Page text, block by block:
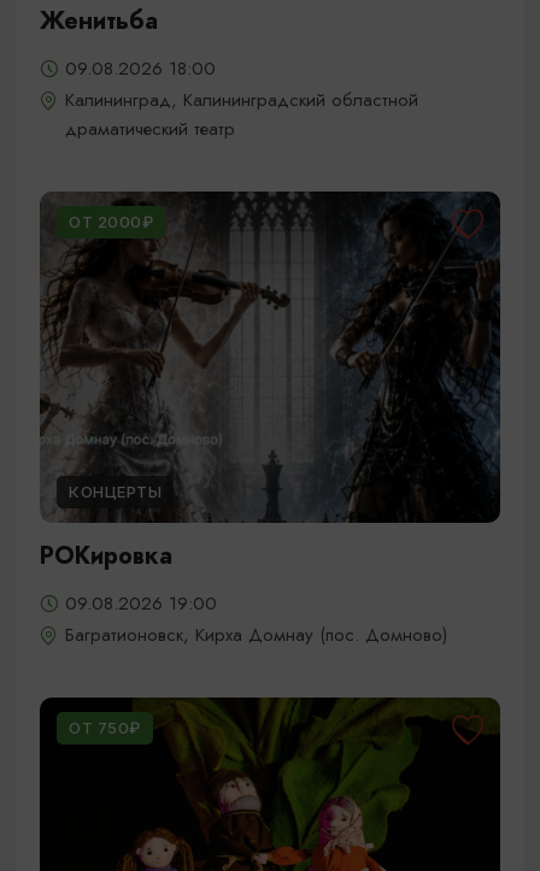
Женитьба
09.08.2026 18:00
Калининград, Калининградский областной
драматический театр
ОТ 2000₽
КОНЦЕРТЫ
РОКировка
09.08.2026 19:00
Багратионовск, Кирха Домнау (пос. Домново)
ОТ 750₽